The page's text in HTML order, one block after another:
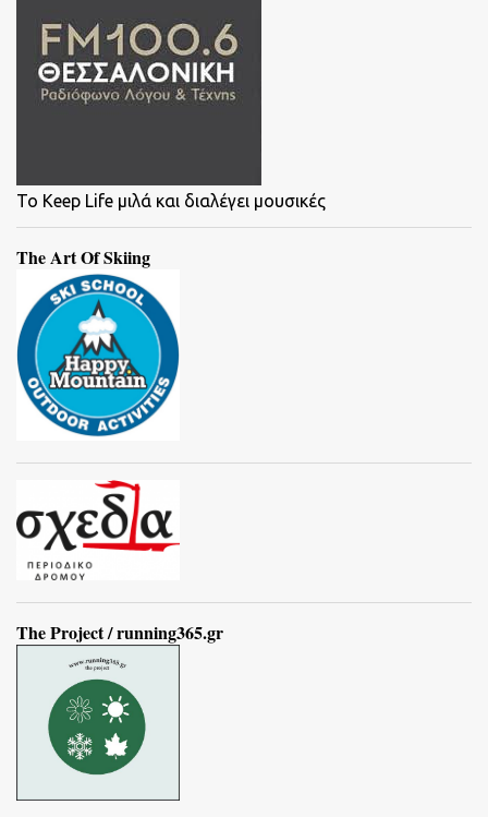
To Keep Life μιλά και διαλέγει μουσικές
The Art Of Skiing
The Project / running365.gr